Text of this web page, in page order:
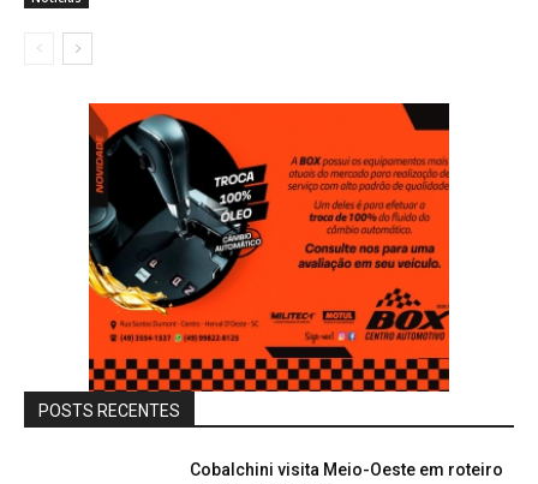
POSTS RECENTES
Cobalchini visita Meio-Oeste em roteiro